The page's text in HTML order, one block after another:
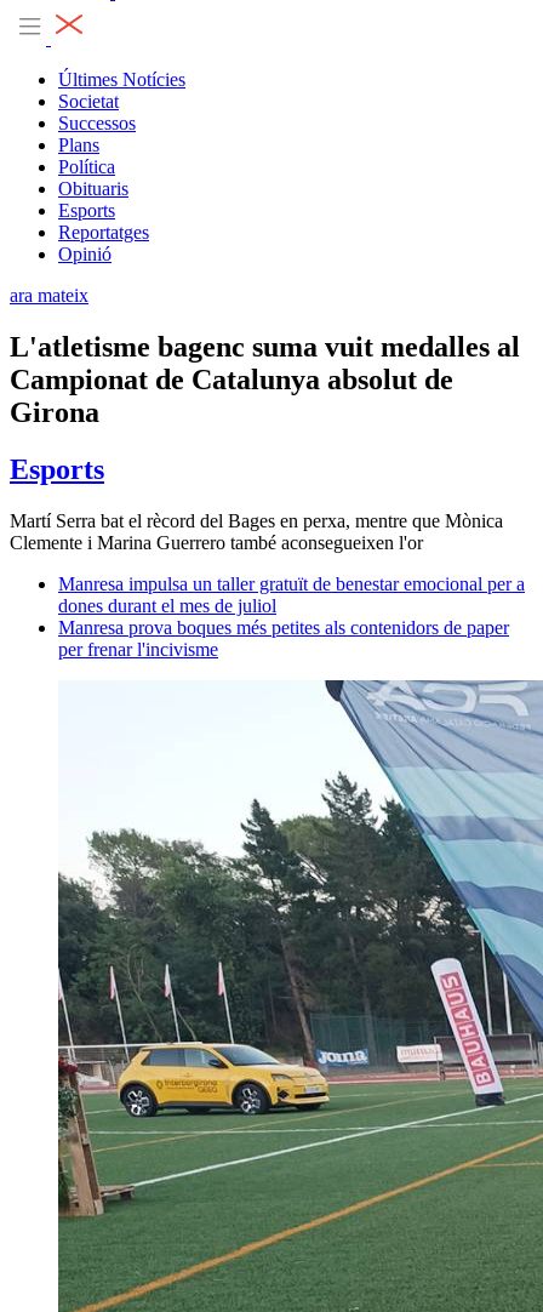
Últimes Notícies
Societat
Successos
Plans
Política
Obituaris
Esports
Reportatges
Opinió
ara mateix
L'atletisme bagenc suma vuit medalles al
Campionat de Catalunya absolut de
Girona
Esports
Martí Serra bat el rècord del Bages en perxa, mentre que Mònica
Clemente i Marina Guerrero també aconsegueixen l'or
Manresa impulsa un taller gratuït de benestar emocional per a
dones durant el mes de juliol
Manresa prova boques més petites als contenidors de paper
per frenar l'incivisme